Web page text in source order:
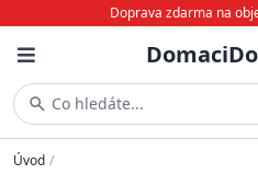
Doprava zdarma na
Co hledáte...
Úvod /